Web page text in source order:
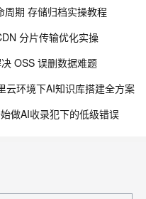
周期 存储归档实操教程
分片传输优化实操
OSS 误删数据难题
云环境下AI知识库搭建全方案
做AI收录犯下的低级错误